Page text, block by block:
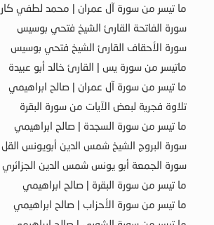
ما تيسر من سورة آل عمران | محمد لطفي
سورة الفاتحة القارئ الشيخ فتحي بوسيس
سورة الأحقاف القارئ الشيخ فتحي بوسيس
ماتيسر من سورة يس | القارئ خالد أبو عبيدة
ما تيسر من سورة آل عمران | صالح ابراهيمي
تلاوة فجرية لبعض الآيات من سورة البقرة
ما تيسر من سورة السجدة | صالح ابراهيمي
سورة البروج الشيخ شمس الدين أبويونس القل
سورة الجمعة أبو يونس شمس الدين الجزائري
ما تيسر من سورة البقرة | صالح ابراهيمي
ما تيسر من سورة الأحزاب | صالح ابراهيمي